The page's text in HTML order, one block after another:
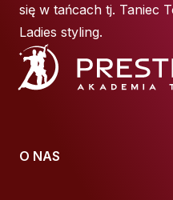
się w tańcach tj. Taniec
Ladies styling.
O NAS